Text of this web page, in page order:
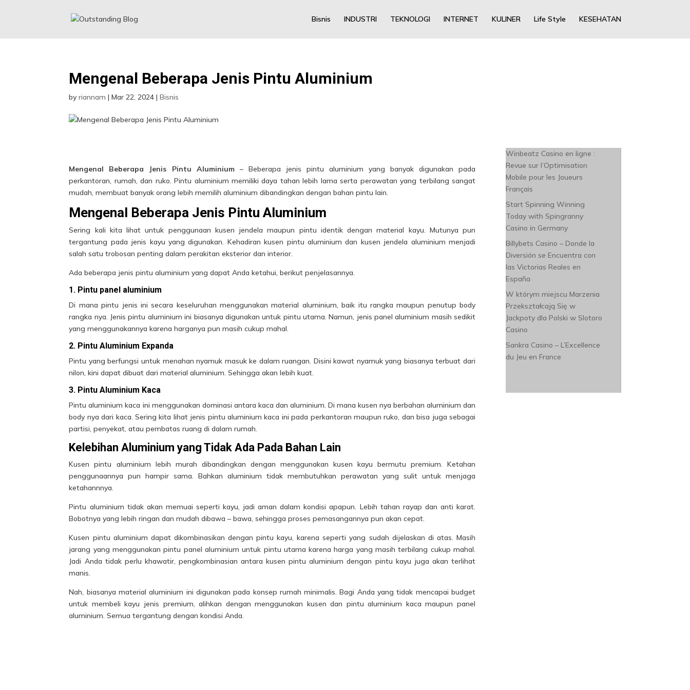
Bisnis INDUSTRI TEKNOLOGI INTERNET KULINER Life Style KESEHATAN
Mengenal Beberapa Jenis Pintu Aluminium
byriannam |Mar 22, 2024 |Bisnis
Mengenal Beberapa Jenis Pintu Aluminium– Beberapa jenis pintu aluminium yang banyak digunakan pada
perkantoran, rumah, dan ruko. Pintu aluminium memiliki daya tahan lebih lama serta perawatan yang terbilang sangat
mudah, membuat banyak orang lebih memilih aluminium dibandingkan dengan bahan pintu lain.
Mengenal Beberapa Jenis Pintu Aluminium
Sering kali kita lihat untuk penggunaan kusen jendela maupun pintu identik dengan material kayu. Mutunya pun
tergantung pada jenis kayu yang digunakan. Kehadiran kusen pintu aluminium dan kusen jendela aluminium menjadi
salah satu trobosan penting dalam perakitan eksterior dan interior.
Ada beberapa jenis pintu aluminium yang dapat Anda ketahui, berikut penjelasannya.
1. Pintu panel aluminium
Di mana pintu jenis ini secara keseluruhan menggunakan material aluminium , baik itu rangka maupun penutup body
rangka nya. Jenis pintu aluminium ini biasanya digunakan untuk pintu utama. Namun, jenis panel aluminium masih sedikit
yang menggunakannya karena harganya pun masih cukup mahal.
2. Pintu Aluminium Expanda
Pintu yang berfungsi untuk menahan nyamuk masuk ke dalam ruangan. Disini kawat nyamuk yang biasanya terbuat dari
nilon, kini dapat dibuat dari material aluminium. Sehingga akan lebih kuat.
3. Pintu Aluminium Kaca
Pintu aluminium kaca ini menggunakan dominasi antara kaca dan aluminium. Di mana kusen nya berbahan aluminium dan
body nya dari kaca. Sering kita lihat jenis pintu aluminium kaca ini pada perkantoran maupun ruko, dan bisa juga sebagai
partisi, penyekat, atau pembatas ruang di dalam rumah.
Kelebihan Aluminium yang Tidak Ada Pada Bahan Lain
Kusen pintu aluminium lebih murah dibandingkan dengan menggunakan kusen kayu bermutu premium. Ketahan
penggunaannya pun hampir sama. Bahkan aluminium tidak membutuhkan perawatan yang sulit untuk menjaga
ketahannnya.
Pintu aluminium tidak akan memuai seperti kayu, jadi aman dalam kondisi apapun. Lebih tahan rayap dan anti karat.
Bobotnya yang lebih ringan dan mudah dibawa – bawa, sehingga proses pemasangannya pun akan cepat.
Kusen pintu aluminium dapat dikombinasikan dengan pintu kayu, karena seperti yang sudah dijelaskan di atas. Masih
jarang yang menggunakan pintu panel aluminium untuk pintu utama karena harga yang masih terbilang cukup mahal.
Jadi Anda tidak perlu khawatir, pengkombinasian antara kusen pintu aluminium dengan pintu kayu juga akan terlihat
manis.
Nah, biasanya material aluminium ini digunakan pada konsep rumah minimalis. Bagi Anda yang tidak mencapai budget
untuk membeli kayu jenis premium, alihkan dengan menggunakan kusen dan pintu aluminium kaca maupun panel
aluminium. Semua tergantung dengan kondisi Anda.
Winbeatz Casino en ligne :
Revue sur l’Optimisation
Mobile pour les Joueurs
Français
Start Spinning Winning
Today with Spingranny
Casino in Germany
Billybets Casino – Donde la
Diversión se Encuentra con
las Victorias Reales en
España
W którym miejscu Marzenia
Przekształcają Się w
Jackpoty dla Polski w Slotoro
Casino
Sankra Casino – L’Excellence
du Jeu en France